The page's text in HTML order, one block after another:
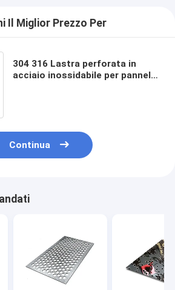
Il Miglior Prezzo Per
304 316 Lastra perforata in
acciaio inossidabile per pannelli
Continua